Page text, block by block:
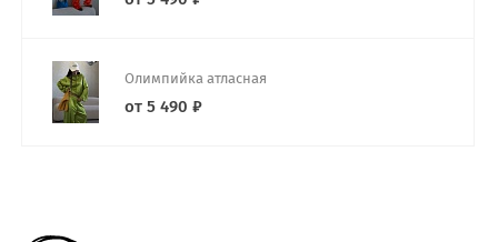
Олимпийка атласная
от 5 490 ₽